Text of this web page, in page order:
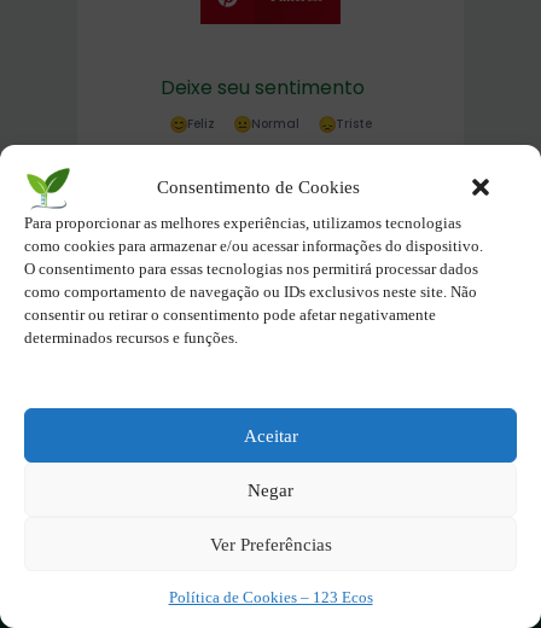
Consentimento de Cookies
Para proporcionar as melhores experiências, utilizamos tecnologias
como cookies para armazenar e/ou acessar informações do dispositivo.
O consentimento para essas tecnologias nos permitirá processar dados
como comportamento de navegação ou IDs exclusivos neste site. Não
consentir ou retirar o consentimento pode afetar negativamente
determinados recursos e funções.
Aceitar
Negar
Ver Preferências
Política de Cookies – 123 Ecos
Deixe seu sentimento
Feliz Normal Triste
O site é um movimento ambientalista!
Participe você também!
se nos unirmos!
Inscreva-se na Newsletter